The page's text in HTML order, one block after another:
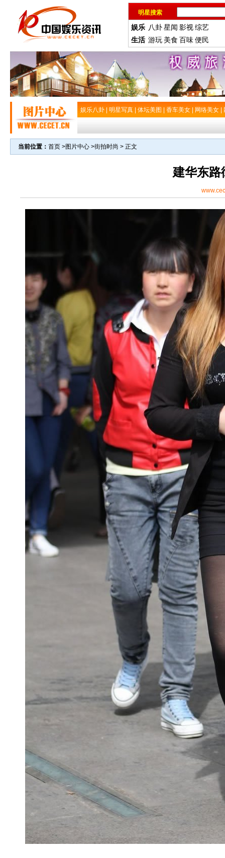
明星搜索
娱乐 八卦星闻 影视综艺
生活 游玩 美食 百味便民
娱乐八卦 明星写真 体坛美图 香车美女 网络美女
当前位置： 首页 >图片中心 >街拍时尚 > 正文
建华东路